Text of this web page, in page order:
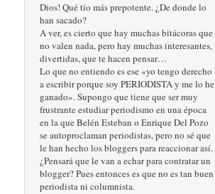
Dios! Qué tío más prepotente. ¿De donde lo
han sacado?
A ver, es cierto que hay muchas bitácoras que
no valen nada, pero hay muchas interesantes,
divertidas, que te hacen pensar…
Lo que no entiendo es ese «yo tengo derecho
a escribir porque soy PERIODISTA y me lo he
ganado». Supongo que tiene que ser muy
frustrante estudiar periodismo en una época
en la que Belén Esteban o Enrique Del Pozo
se autoproclaman periodistas, pero no sé que
le han hecho los bloggers para reaccionar así.
¿Pensará que le van a echar para contratar un
blogger? Pues entonces es que no es tan buen
periodista ni columnista.